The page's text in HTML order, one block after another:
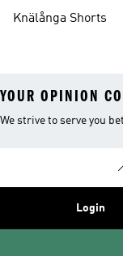
Knälånga Shorts
YOUR OPINION
We strive to serve you
Login